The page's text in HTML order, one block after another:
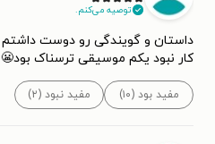
توصیه می‌کنم.
داستان و گویندگی رو دوست
کار نبود یکم موسیقی ترسناک بود😬
مفید بود (۱۰) مفید نبود (۲)